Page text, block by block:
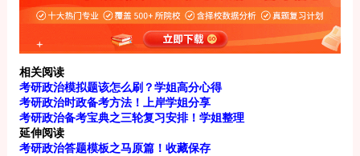
相关阅读
考研政治模拟题该怎么刷？学姐高分心得
考研政治时政备考方法！上岸学姐分享
考研政治备考宝典之三轮复习安排！学姐整理
延伸阅读
考研政治答题模板之马原篇！收藏保存